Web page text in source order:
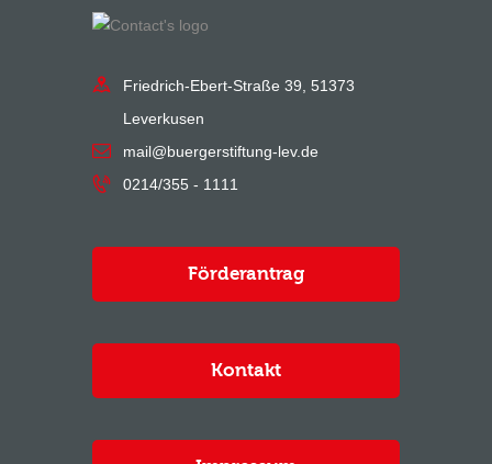
Friedrich-Ebert-Straße 39, 51373
Leverkusen
mail@buergerstiftung-lev.de
0214/355 - 1111
Förderantrag
Kontakt